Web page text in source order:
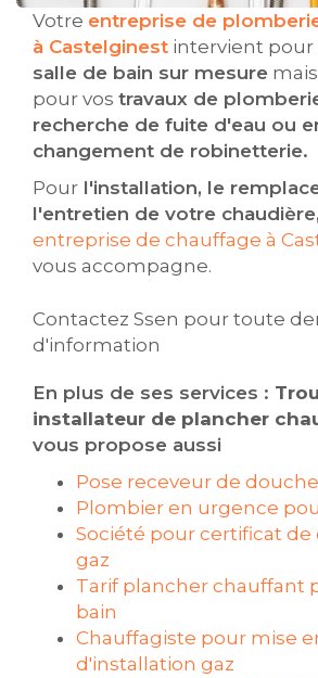
Votre entreprise de
à Castelginest intervient pour
salle de bain sur mesure
pour vos travaux de
recherche de fuite d'eau ou
changement de robinetterie.
Pour l'installation, le
l'entretien de votre chaudière,
entreprise de chauffage à
vous accompagne.
Contactez Ssen pour toute
d'information
En plus de ses services :
installateur de plancher
vous propose aussi
Pose receveur de
Plombier en urgence
Société pour certificat
gaz
Tarif plancher chauffant
bain
Chauffagiste pour mise
d'installation gaz